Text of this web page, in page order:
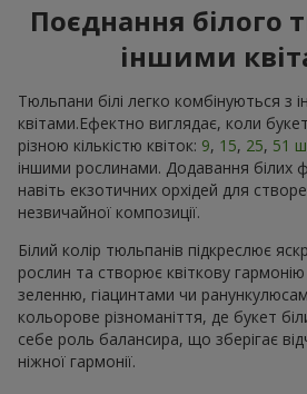
Поєднання білого
іншими
Тюльпани білі легко комбінуються з
квітами.Ефектно виглядає, коли
різною кількістю квіток: 9, 15, 25, 51
іншими рослинами. Додавання білих
навіть екзотичних орхідей для
незвичайної композиції.
Білий колір тюльпанів підкреслює
рослин та створює квіткову гармонію
зеленню, гіацинтами чи
кольорове різноманіття, де букет
себе роль балансира, що зберігає
ніжної гармонії.